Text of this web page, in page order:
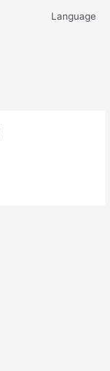
Language